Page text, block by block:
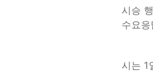
시승
수요
시는 1